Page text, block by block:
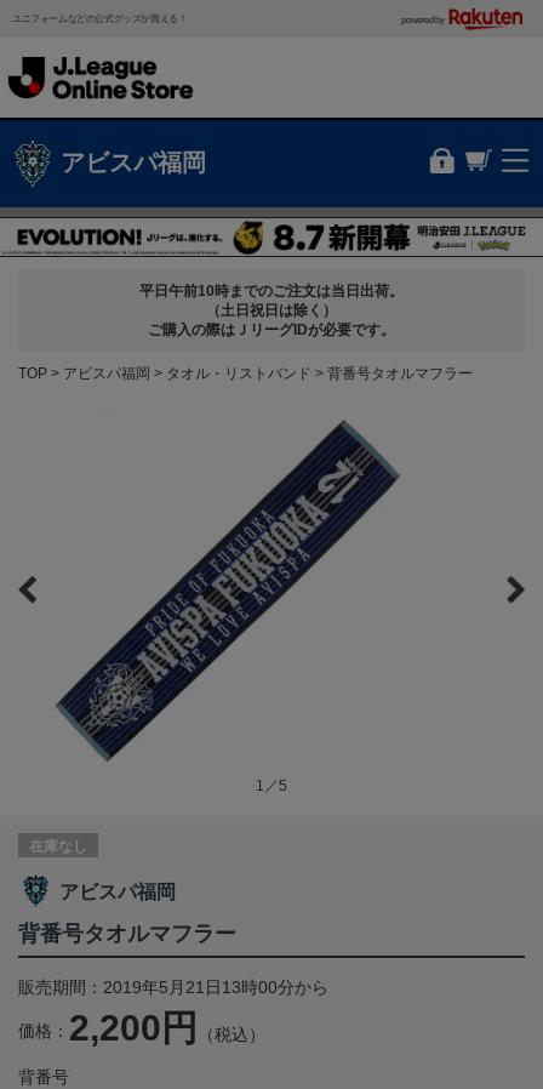
ユニフォームなどの公式グッズが買える！ powered by
アビスパ福岡
平日午前10時までのご注文は当日出荷。
（土日祝日は除く）
ご購入の際はＪリーグIDが必要です。
TOP アビスパ福岡 タオル・リストバンド 背番号タオルマフラー
1／5
在庫なし
アビスパ福岡
背番号タオルマフラー
販売期間：2019年5月21日13時00分から
価格： 2,200円 （税込）
背番号